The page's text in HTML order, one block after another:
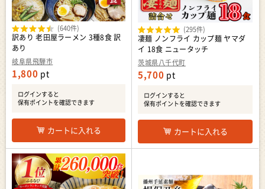
岐阜県飛騨市
訳あり 老田屋ラーメン 3種8食 訳
あり
(640件)
1,800 pt
ログインすると
保有ポイントを確認できます
カートに入れる
茨城県八千代町
凄麺 ノンフライ カップ麺 ヤマダ
イ 18食 ニュータッチ
(295件)
5,700 pt
ログインすると
保有ポイントを確認できます
カートに入れる